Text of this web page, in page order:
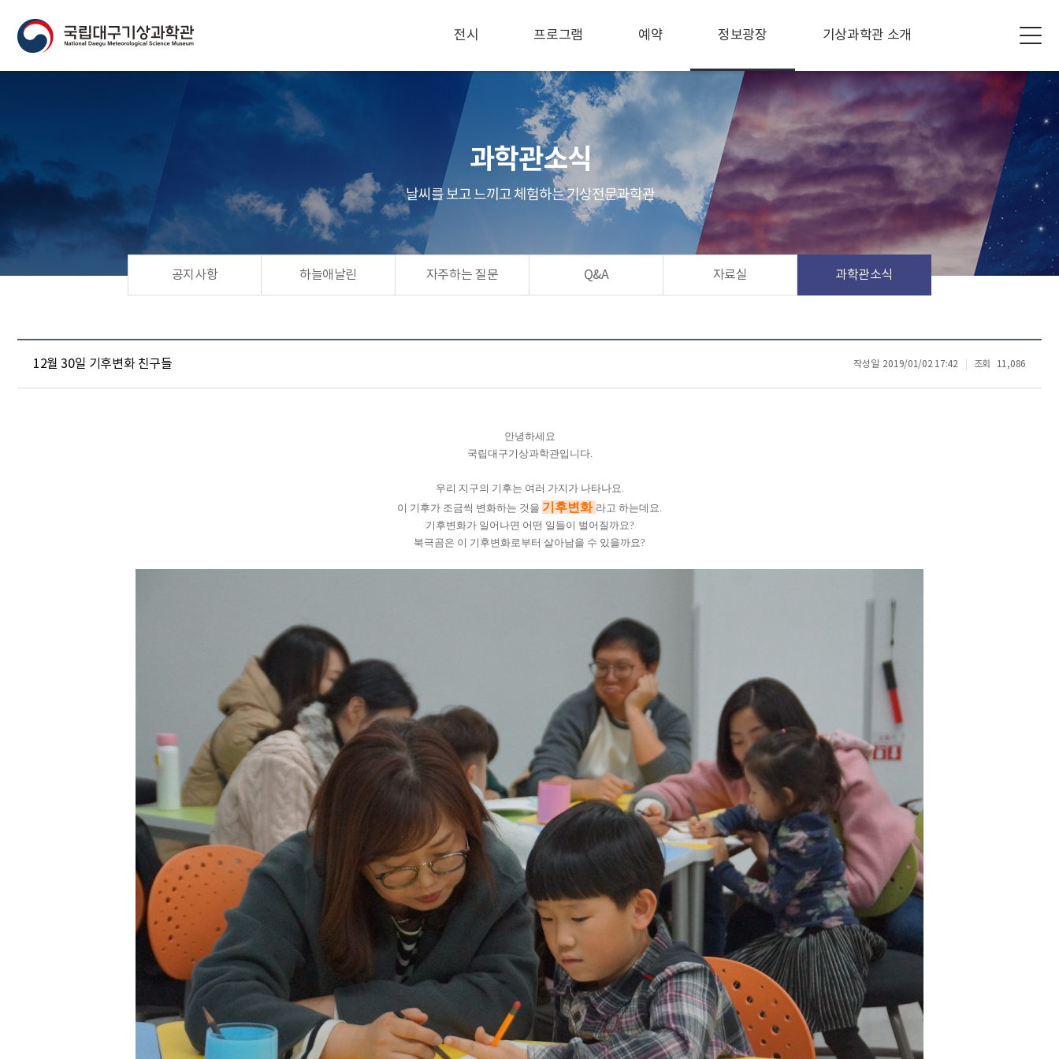
전시 프로그램 예약 정보광장 기상과학관 소개
과학관소식
날씨를 보고 느끼고 체험하는 기상전문과학관
공지사항 하늘애날린 자주하는 질문 Q&A 자료실 과학관소식
12월 30일 기후변화 친구들 작성일 2019/01/02 17:42 조회 11,086
안녕하세요
국립대구기상과학관입니다.
우리 지구의 기후는 여러 가지가 나타나요.
이 기후가 조금씩 변화하는 것을 기후변화 라고 하는데요.
기후변화가 일어나면 어떤 일들이 벌어질까요?
북극곰은 이 기후변화로부터 살아남을 수 있을까요?